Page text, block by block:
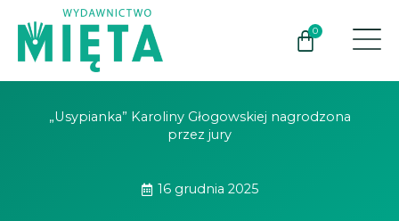
treści
0
Wózek
„Usypianka” Karoliny Głogowskiej nagrodzona
przez jury
16 grudnia 2025